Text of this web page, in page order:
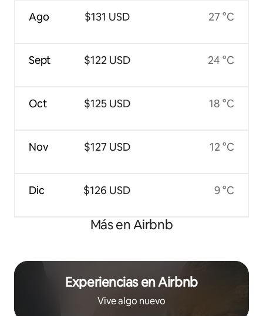
Ago
Sept
Oct
Nov
Dic
$131 USD
$122 USD
$125 USD
$127 USD
$126 USD
27 °C
24 °C
18 °C
12 °C
9 °C
Más en Airbnb
Experiencias en Airbnb
Vive algo nuevo